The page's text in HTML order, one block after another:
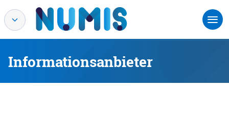
Informationsanbieter